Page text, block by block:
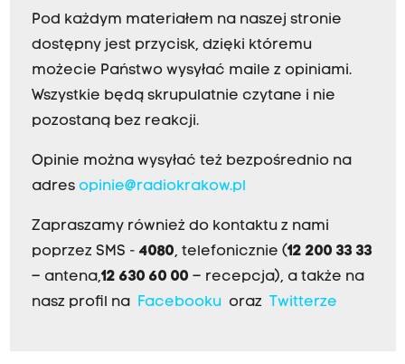
Pod każdym materiałem na naszej stronie
dostępny jest przycisk, dzięki któremu
możecie Państwo wysyłać maile z opiniami.
Wszystkie będą skrupulatnie czytane i nie
pozostaną bez reakcji.
Opinie można wysyłać też bezpośrednio na
adres opinie@radiokrakow.pl
Zapraszamy również do kontaktu z nami
poprzez SMS - 4080, telefonicznie (12 200 33 33
– antena,12 630 60 00 – recepcja), a także na
nasz profil na Facebookuoraz Twitterze